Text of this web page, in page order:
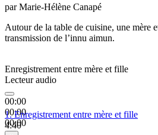
par Marie-Hélène Canapé
Autour de la table de cuisine, une mère
transmission de l’innu aimun.
Enregistrement entre mère et fille
Lecteur audio
00:00
00:00
00:00
1.Enregistrement entre mère et fille
4:40